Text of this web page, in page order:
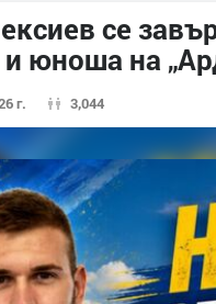
се
юноша на
г. 3,044